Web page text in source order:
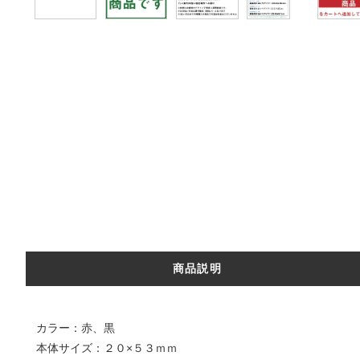
商品説明
カラー：赤、黒
本体サイズ：２０×５３ｍｍ